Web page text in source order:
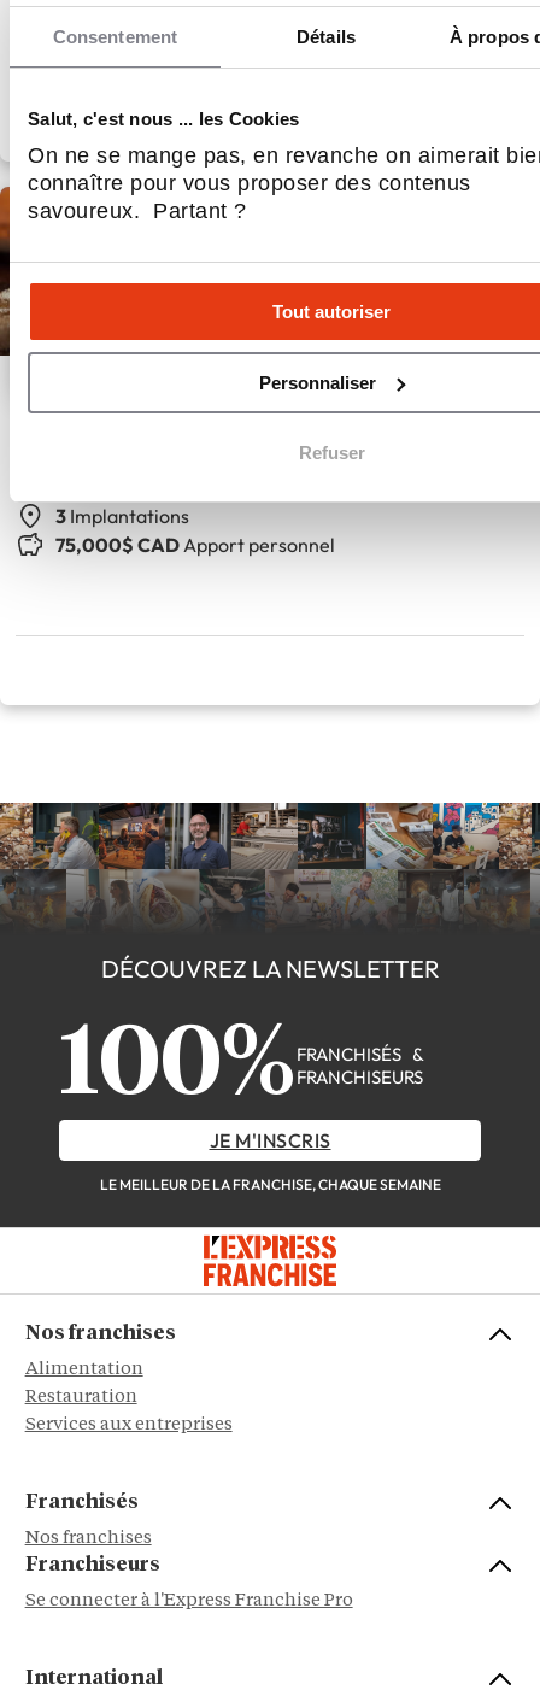
Consentement Détails À propos
Salut, c'est nous ... les Cookies
On ne se mange pas, en revanche on aimerait
connaître pour vous proposer des contenus
savoureux. Partant ?
Tout autoriser
Personnaliser
Refuser
3 Implantations
75,000$ CAD Apport personnel
DÉCOUVREZ LA NEWSLETTER
100% FRANCHISÉS &
FRANCHISEURS
JE M'INSCRIS
LE MEILLEUR DE LA FRANCHISE, CHAQUE SEMAINE
Nos franchises
Alimentation
Restauration
Services aux entreprises
Franchisés
Nos franchises
Franchiseurs
Se connecter à l'Express Franchise Pro
International